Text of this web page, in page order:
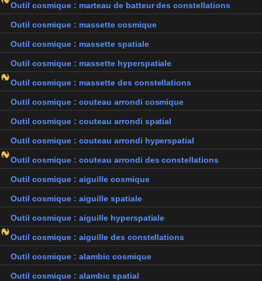
Outil cosmique : marteau de batteur des constellations
Outil cosmique : massette cosmique
Outil cosmique : massette spatiale
Outil cosmique : massette hyperspatiale
Outil cosmique : massette des constellations
Outil cosmique : couteau arrondi cosmique
Outil cosmique : couteau arrondi spatial
Outil cosmique : couteau arrondi hyperspatial
Outil cosmique : couteau arrondi des constellations
Outil cosmique : aiguille cosmique
Outil cosmique : aiguille spatiale
Outil cosmique : aiguille hyperspatiale
Outil cosmique : aiguille des constellations
Outil cosmique : alambic cosmique
Outil cosmique : alambic spatial